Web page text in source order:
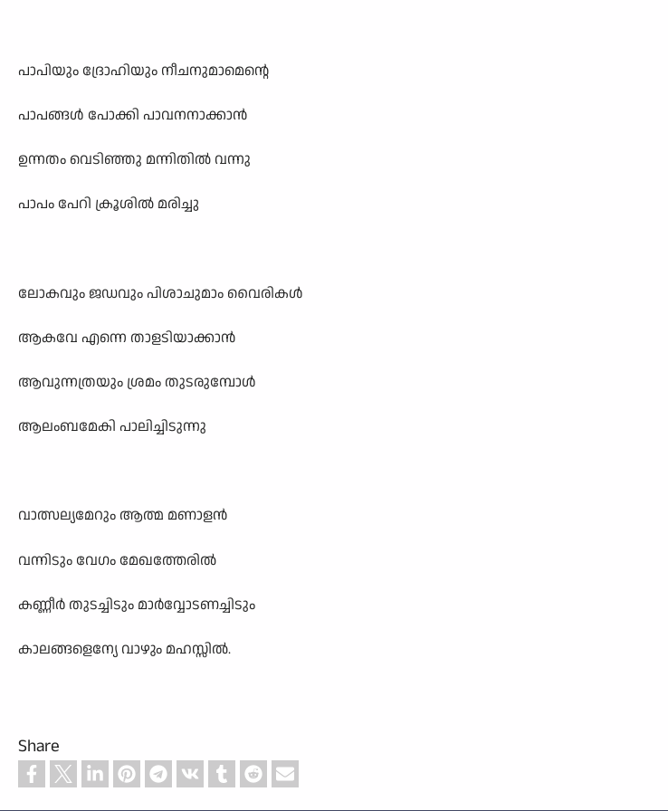
പാപിയും ദ്രോഹിയും നീചനുമാമെന്റെ
പാപങ്ങൾ പോക്കി പാവനനാക്കാൻ
ഉന്നതം വെടിഞ്ഞു മന്നിതിൽ വന്നു
പാപം പേറി ക്രൂശിൽ മരിച്ചു
ലോകവും ജഡവും പിശാചുമാം വൈരികൾ
ആകവേ എന്നെ താളടിയാക്കാൻ
ആവുന്നത്രയും ശ്രമം തുടരുമ്പോൾ
ആലംബമേകി പാലിച്ചിടുന്നു
വാത്സല്യമേറും ആത്മ മണാളൻ
വന്നിടും വേഗം മേഖത്തേരിൽ
കണ്ണീർ തുടച്ചിടും മാർവ്വോടണച്ചിടും
കാലങ്ങളെന്യേ വാഴും മഹസ്സിൽ.
Share